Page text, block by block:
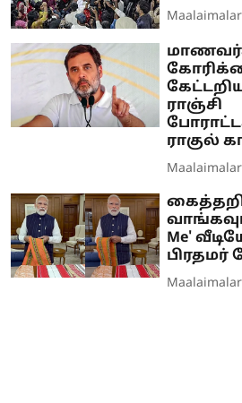
Maalaimalar
ராஞ்சி
ராகுல்
Maalaimalar
Me'
பிரதமர்
Maalaimalar